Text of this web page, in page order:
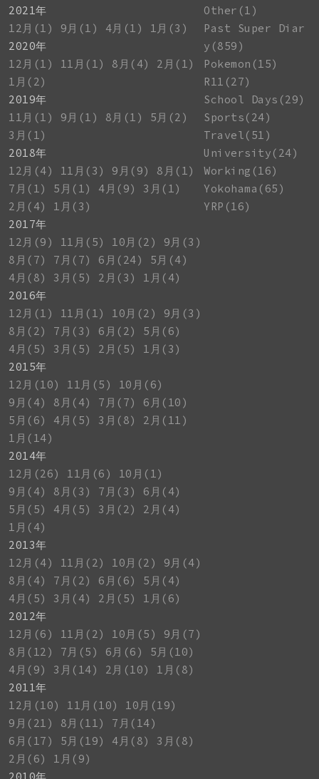
2021年
12月(1)
9月(1) 4月(1)
1月(3)
2020年
12月(1)
11月(1) 8月(4)
2月(1)
1月(2)
2019年
11月(1)
9月(1) 8月(1)
5月(2)
3月(1)
2018年
12月(4)
11月(3) 9月(9)
8月(1)
7月(1)
5月(1) 4月(9)
3月(1)
2月(4)
1月(3)
2017年
12月(9)
11月(5) 10月(2)
9月(3)
8月(7)
7月(7) 6月(24)
5月(4)
4月(8)
3月(5) 2月(3)
1月(4)
2016年
12月(1)
11月(1) 10月(2)
9月(3)
8月(2)
7月(3) 6月(2)
5月(6)
4月(5)
3月(5) 2月(5)
1月(3)
2015年
12月(10)
11月(5)
10月(6)
9月(4)
8月(4) 7月(7)
6月(10)
5月(6)
4月(5) 3月(8)
2月(11)
1月(14)
2014年
12月(26)
11月(6)
10月(1)
9月(4)
8月(3) 7月(3)
6月(4)
5月(5)
4月(5) 3月(2)
2月(4)
1月(4)
2013年
12月(4)
11月(2) 10月(2)
9月(4)
8月(4)
7月(2) 6月(6)
5月(4)
4月(5)
3月(4) 2月(5)
1月(6)
2012年
12月(6)
11月(2) 10月(5)
9月(7)
8月(12)
7月(5) 6月(6)
5月(10)
4月(9)
3月(14) 2月(10)
1月(8)
2011年
12月(10)
11月(10)
10月(19)
9月(21)
8月(11)
7月(14)
6月(17)
5月(19) 4月(8)
3月(8)
2月(6)
1月(9)
Other(1)
Past Super Diar
y(859)
Pokemon(15)
R11(27)
School Days(29)
Sports(24)
Travel(51)
University(24)
Working(16)
Yokohama(65)
YRP(16)